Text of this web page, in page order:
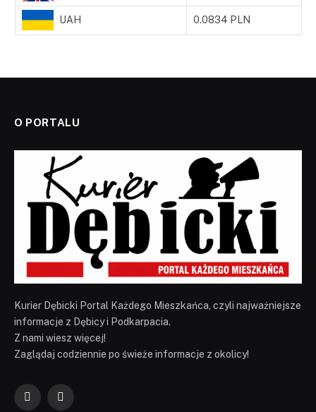
UAH 0.0834 PLN
O PORTALU
Kurier Dębicki Portal Każdego Mieszkańca, czyli najważniejsze
informacje z Dębicy i Podkarpacia.
Z nami wiesz więcej!
Zaglądaj codziennie po świeże informacje z okolicy!
FacebookYouTube